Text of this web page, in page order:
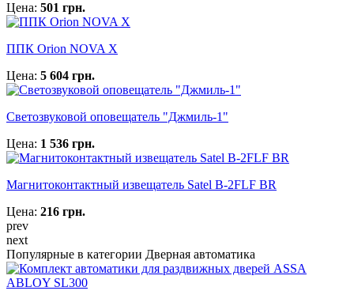
Цена: 501 грн.
ППК Orion NOVA X
Цена: 5 604 грн.
Светозвуковой оповещатель "Джмиль-1"
Цена: 1 536 грн.
Магнитоконтактный извещатель Satel B-2FLF BR
Цена: 216 грн.
prev
next
Популярные в категории Дверная автоматика